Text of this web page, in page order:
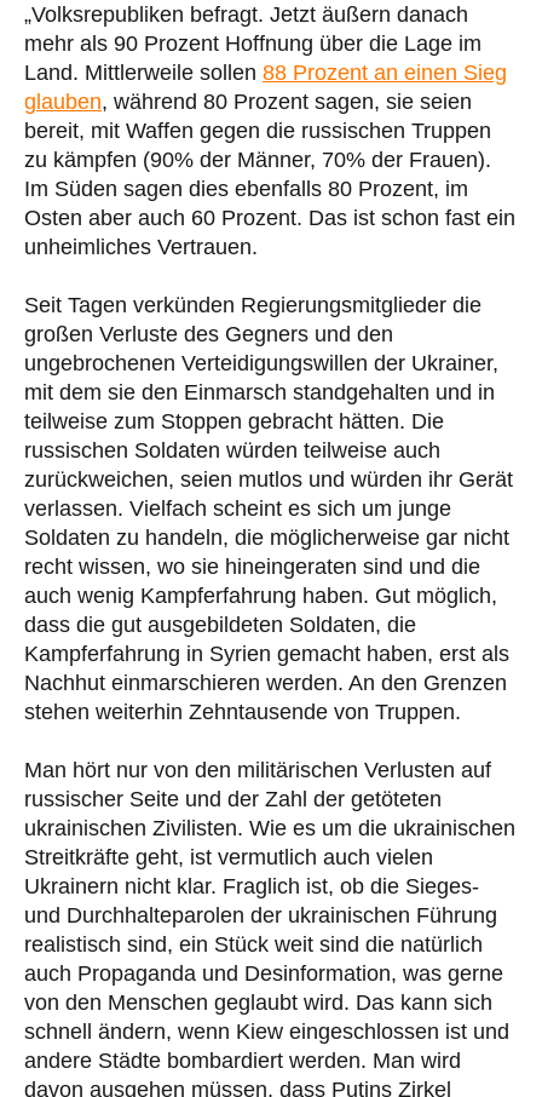
„Volksrepubliken befragt. Jetzt äußern danach
mehr als 90 Prozent Hoffnung über die Lage im
Land. Mittlerweile sollen 88 Prozent an einen Sieg
glauben, während 80 Prozent sagen, sie seien
bereit, mit Waffen gegen die russischen Truppen
zu kämpfen (90% der Männer, 70% der Frauen).
Im Süden sagen dies ebenfalls 80 Prozent, im
Osten aber auch 60 Prozent. Das ist schon fast ein
unheimliches Vertrauen.
Seit Tagen verkünden Regierungsmitglieder die
großen Verluste des Gegners und den
ungebrochenen Verteidigungswillen der Ukrainer,
mit dem sie den Einmarsch standgehalten und in
teilweise zum Stoppen gebracht hätten. Die
russischen Soldaten würden teilweise auch
zurückweichen, seien mutlos und würden ihr Gerät
verlassen. Vielfach scheint es sich um junge
Soldaten zu handeln, die möglicherweise gar nicht
recht wissen, wo sie hineingeraten sind und die
auch wenig Kampferfahrung haben. Gut möglich,
dass die gut ausgebildeten Soldaten, die
Kampferfahrung in Syrien gemacht haben, erst als
Nachhut einmarschieren werden. An den Grenzen
stehen weiterhin Zehntausende von Truppen.
Man hört nur von den militärischen Verlusten auf
russischer Seite und der Zahl der getöteten
ukrainischen Zivilisten. Wie es um die ukrainischen
Streitkräfte geht, ist vermutlich auch vielen
Ukrainern nicht klar. Fraglich ist, ob die Sieges-
und Durchhalteparolen der ukrainischen Führung
realistisch sind, ein Stück weit sind die natürlich
auch Propaganda und Desinformation, was gerne
von den Menschen geglaubt wird. Das kann sich
schnell ändern, wenn Kiew eingeschlossen ist und
andere Städte bombardiert werden. Man wird
davon ausgehen müssen, dass Putins Zirkel